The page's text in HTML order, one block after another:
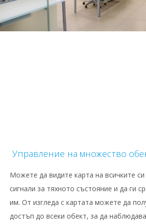
Управление на множество
Можете да видите карта на всичките
сигнали за тяхното състояние и да ги
им. От изгледа с картата можете да
достъп до всеки обект, за да